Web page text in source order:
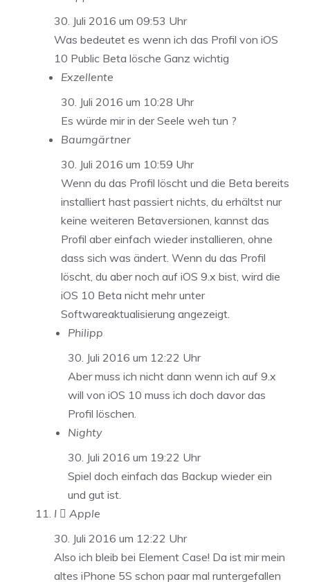
30. Juli 2016 um 09:53 Uhr
Was bedeutet es wenn ich das Profil von iOS
10 Public Beta lösche Ganz wichtig
Exzellente
30. Juli 2016 um 10:28 Uhr
Es würde mir in der Seele weh tun ?
Baumgärtner
30. Juli 2016 um 10:59 Uhr
Wenn du das Profil löscht und die Beta bereits
installiert hast passiert nichts, du erhältst nur
keine weiteren Betaversionen, kannst das
Profil aber einfach wieder installieren, ohne
dass sich was ändert. Wenn du das Profil
löscht, du aber noch auf iOS 9.x bist, wird die
iOS 10 Beta nicht mehr unter
Softwareaktualisierung angezeigt.
Philipp
30. Juli 2016 um 12:22 Uhr
Aber muss ich nicht dann wenn ich auf 9.x
will von iOS 10 muss ich doch davor das
Profil löschen.
Nighty
30. Juli 2016 um 19:22 Uhr
Spiel doch einfach das Backup wieder ein
und gut ist.
I  Apple
30. Juli 2016 um 12:22 Uhr
Also ich bleib bei Element Case! Da ist mir mein
altes iPhone 5S schon paar mal runtergefallen